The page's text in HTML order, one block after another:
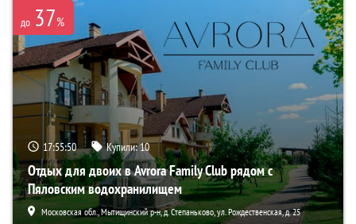
до 37%
17:55:48 Купили:10
Отдых для двоих в Avrora Family Club рядом с
Пяловским водохранилищем
Московская обл., Мытищинский р-н, д. Степаньково, ул. Рождественская, д. 25